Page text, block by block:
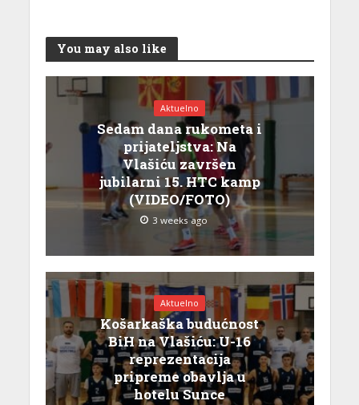
You may also like
Aktuelno
Sedam dana rukometa i
prijateljstva: Na
Vlašiću završen
jubilarni 15. HTC kamp
(VIDEO/FOTO)
3 weeks ago
Aktuelno
Košarkaška budućnost
BiH na Vlašiću: U-16
reprezentacija
pripreme obavlja u
hotelu Sunce